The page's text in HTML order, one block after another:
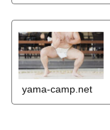
yama-camp.net